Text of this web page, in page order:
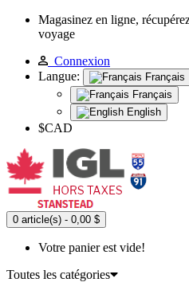
Magasinez en ligne,
voyage
Connexion
Langue:
Français
Français
English
$CAD
0 article(s) - 0,00 $
Votre panier est vide!
Toutes les catégories